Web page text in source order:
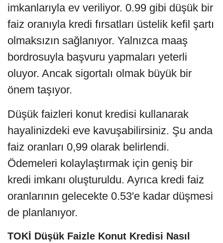
imkanlarıyla ev veriliyor. 0.99 gibi düşük bir
faiz oranıyla kredi fırsatları üstelik kefil şartı
olmaksızın sağlanıyor. Yalnızca maaş
bordrosuyla başvuru yapmaları yeterli
oluyor. Ancak sigortalı olmak büyük bir
önem taşıyor.
Düşük faizleri konut kredisi kullanarak
hayalinizdeki eve kavuşabilirsiniz. Şu anda
faiz oranları 0,99 olarak belirlendi.
Ödemeleri kolaylaştırmak için geniş bir
kredi imkanı oluşturuldu. Ayrıca kredi faiz
oranlarının gelecekte 0.53'e kadar düşmesi
de planlanıyor.
TOKİ Düşük Faizle Konut Kredisi Nasıl